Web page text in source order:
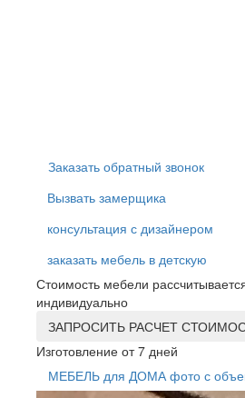
Заказать обратный звонок
Вызвать замерщика
консультация с дизайнером
заказать мебель в детскую
Стоимость мебели
индивидуально
ЗАПРОСИТЬ РАСЧЕТ
Изготовление от 7 дней
МЕБЕЛЬ для ДОМА фото с